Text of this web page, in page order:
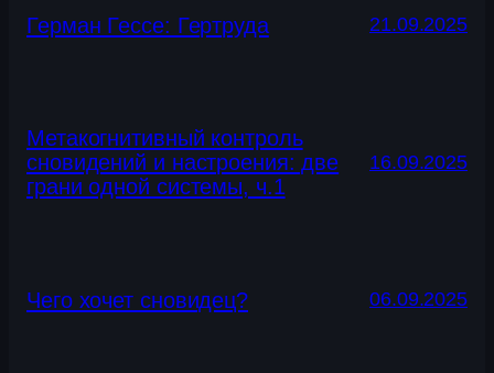
Герман Гессе: Гертруда 21.09.2025
Метакогнитивный контроль
сновидений и настроения: две
грани одной системы, ч.1
16.09.2025
Чего хочет сновидец? 06.09.2025